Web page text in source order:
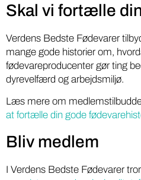
Skal vi fortælle
Verdens Bedste Fødevarer
mange gode historier om,
fødevareproducenter gør ting
dyrevelfærd og arbejdsmiljø.
Læs mere om
at fortælle din gode
Bliv medlem
I Verdens Bedste Fødevarer